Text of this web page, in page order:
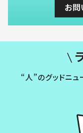
お
“人”のグッドニュ